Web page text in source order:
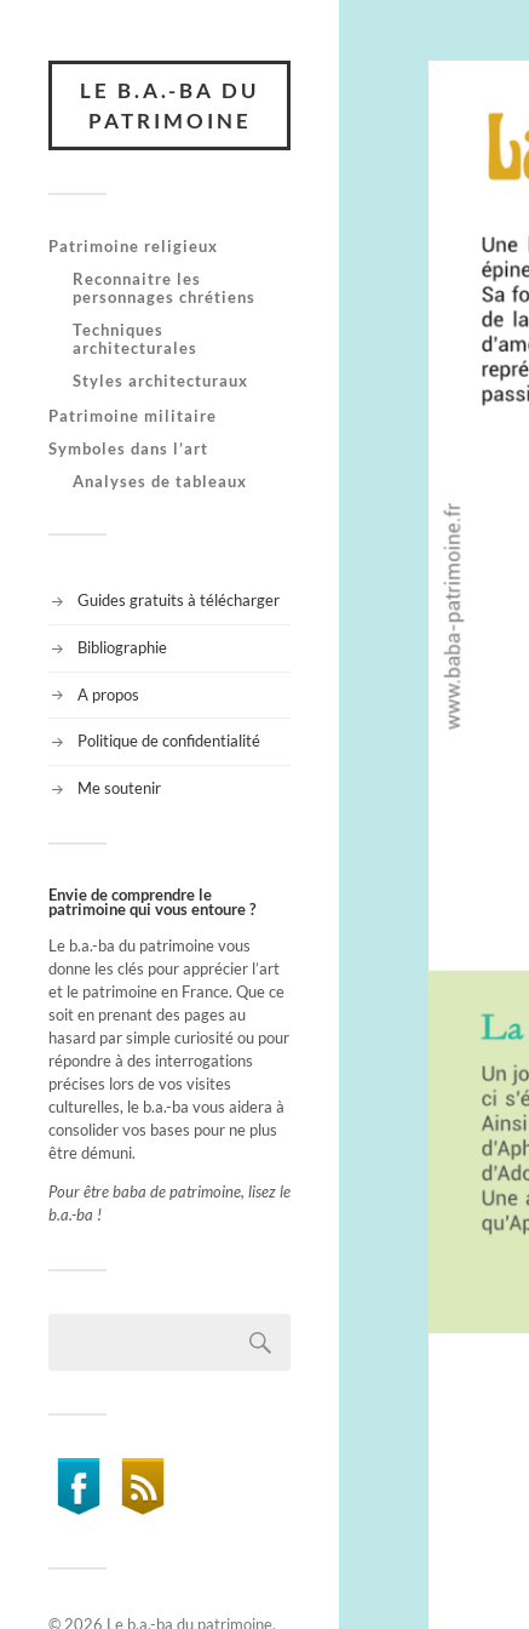
LE B.A.-BA DU
PATRIMOINE
Patrimoine religieux
Reconnaitre les
personnages chrétiens
Techniques
architecturales
Styles architecturaux
Patrimoine militaire
Symboles dans l’art
Analyses de tableaux
Guides gratuits à télécharger
Bibliographie
A propos
Politique de confidentialité
Me soutenir
Envie de comprendre le
patrimoine qui vous entoure ?
Le b.a.-ba du patrimoine vous
donne les clés pour apprécier l’art
et le patrimoine en France. Que ce
soit en prenant des pages au
hasard par simple curiosité ou pour
répondre à des interrogations
précises lors de vos visites
culturelles, le b.a.-ba vous aidera à
consolider vos bases pour ne plus
être démuni.
Pour être baba de patrimoine, lisez le
b.a.-ba !
© 2026 Le b.a.-ba du patrimoine.